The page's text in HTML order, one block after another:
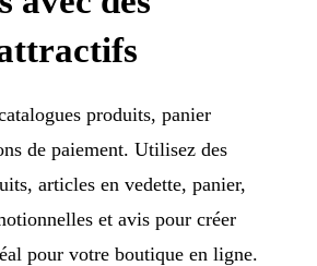
produits, panier
de paiement. Utilisez des
articles en vedette, panier,
et avis pour créer
pour votre boutique en ligne.